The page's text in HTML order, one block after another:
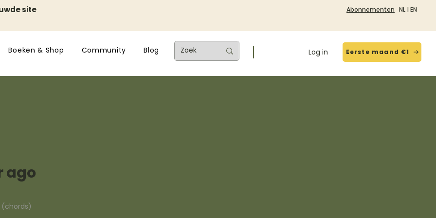
site Abonnementen NL | EN
Boeken & Shop Community Blog Log in Eerste maand €1
ago
(chords)